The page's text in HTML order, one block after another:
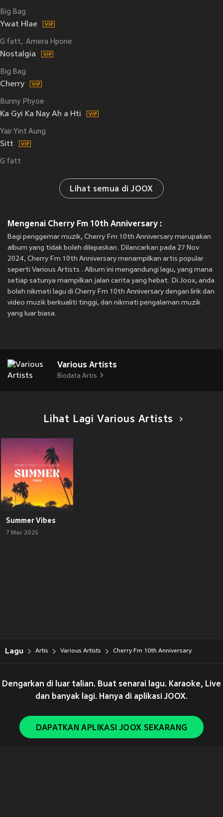
Big Bag
Ywat Hlae
G fatt Amera Hpone
Nostalgia
Big Bag
Cherry
Bunny Phyoe
Ka Gyi Ka Nay Ah a Hti
Yair Yint Aung
Sitt
G fatt
Lihat semua di JOOX
Mengenai Cherry Fm 10th Anniversary :
Bagi penggemar muzik, Cherry Fm 10th Anniversary merupakan
album yang tidak boleh dilepaskan. Dilancarkan pada 27 Nov
2024, Cherry Fm 10th Anniversary menampilkan artis popular
seperti Various Artists . Album ini mengandungi lagu, yang mana
setiap satunya mampilkan jalan cerita yang hebat. Di Joox, anda
boleh nikmati lagu di Cherry Fm 10th Anniversary dengan lirik dan
video muzik berkualiti tinggi, dan nikmati pengalaman muzik
yang luar biasa.
Various Artists
Biodata Artis
Lihat Lagi Various Artists
Summer Vibes
7 Mac 2025
Lagu Artis Various Artists Cherry Fm 10th Anniversary
Dengarkan di luar talian. Buat senarai lagu. Karaoke, Live
dan banyak lagi. Hanya di aplikasi JOOX.
DAPATKAN APLIKASI JOOX SEKARANG